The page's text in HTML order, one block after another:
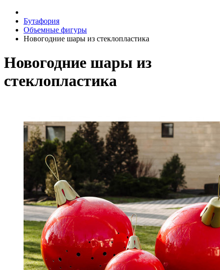
Бутафория
Объемные фигуры
Новогодние шары из стеклопластика
Новогодние шары из
стеклопластика